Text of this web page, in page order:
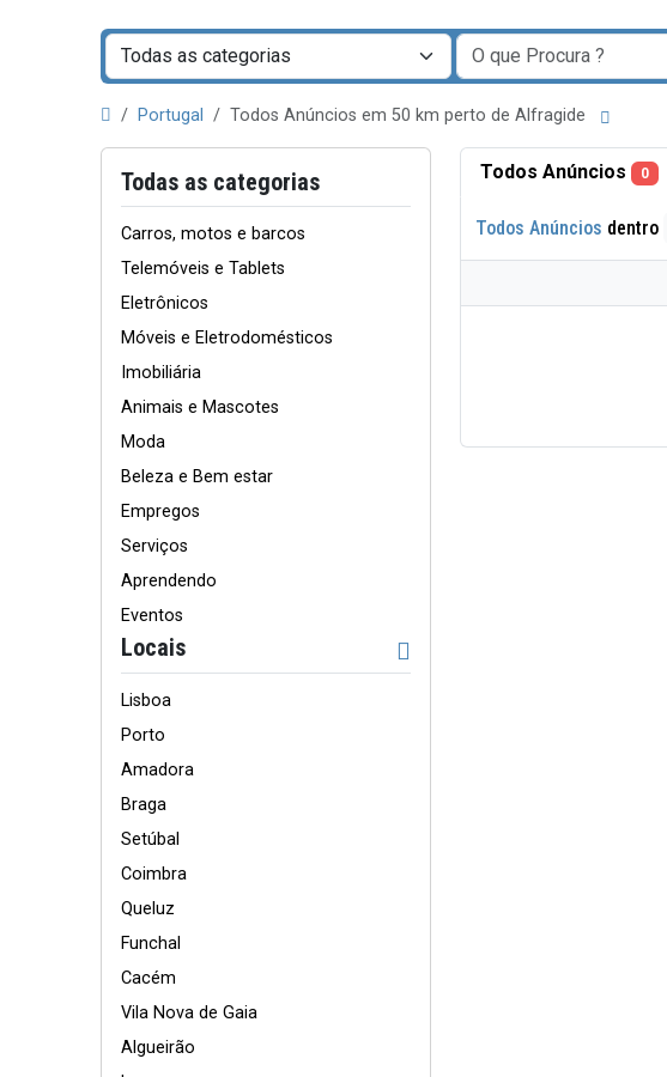
Portugal Todos Anúncios em 50 km perto de Alfragide
Todas as categorias
Carros, motos e barcos
Telemóveis e Tablets
Eletrônicos
Móveis e Eletrodomésticos
Imobiliária
Animais e Mascotes
Moda
Beleza e Bem estar
Empregos
Serviços
Aprendendo
Eventos
Locais
Lisboa
Porto
Amadora
Braga
Setúbal
Coimbra
Queluz
Funchal
Cacém
Vila Nova de Gaia
Algueirão
Todos Anúncios 0
Todos Anúncios dentro